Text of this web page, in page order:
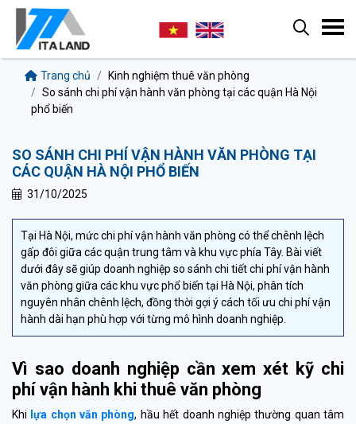
Trang chủ
Kinh nghiệm thuê văn phòng
So sánh chi phí vận hành văn phòng tại các quận Hà Nội
phổ biến
SO SÁNH CHI PHÍ VẬN HÀNH VĂN PHÒNG TẠI
CÁC QUẬN HÀ NỘI PHỔ BIẾN
31/10/2025
Tại Hà Nội, mức chi phí vận hành văn phòng có thể chênh lệch
gấp đôi giữa các quận trung tâm và khu vực phía Tây. Bài viết
dưới đây sẽ giúp doanh nghiệp so sánh chi tiết chi phí vận hành
văn phòng giữa các khu vực phổ biến tại Hà Nội, phân tích
nguyên nhân chênh lệch, đồng thời gợi ý cách tối ưu chi phí vận
hành dài hạn phù hợp với từng mô hình doanh nghiệp.
Vì sao doanh nghiệp cần xem xét kỹ chi
phí vận hành khi thuê văn phòng
Khi lựa chọn văn phòng, hầu hết doanh nghiệp thường quan tâm